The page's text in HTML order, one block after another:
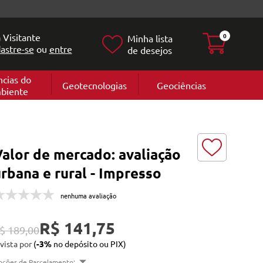
Visitante
se ou entre
Minha lista
de desejos
0
do
Geociências
Geologia
Geotecnologias
de mercado: avaliação
e rural - Impresso
nenhuma avaliação
189,00R$ 141,75
por(-3% no depósito ou PIX)